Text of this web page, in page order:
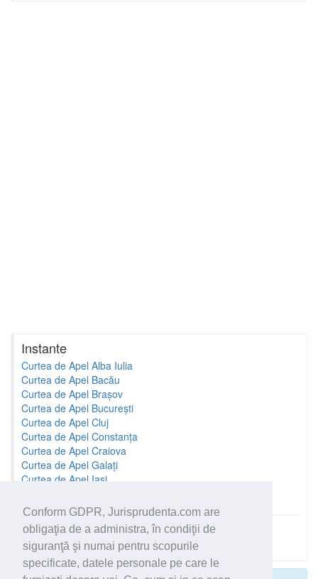
Conform GDPR, Jurisprudenta.com are
obligaţia de a administra, în condiţii de
siguranţă şi numai pentru scopurile
specificate, datele personale pe care le
Instante
Curtea de Apel Alba Iulia
Curtea de Apel Bacău
Curtea de Apel Brașov
Curtea de Apel București
Curtea de Apel Cluj
Curtea de Apel Constanța
Curtea de Apel Craiova
Curtea de Apel Galați
Curtea de Apel Iași
Toate instantele